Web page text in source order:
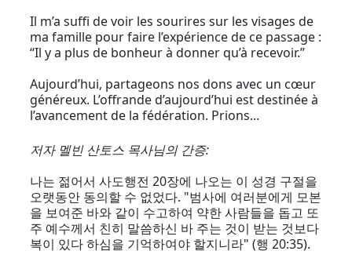
Il m’a suffi de voir les sourires sur les visages de
ma famille pour faire l’expérience de ce passage :
“Il y a plus de bonheur à donner qu’à recevoir.”
Aujourd’hui, partageons nos dons avec un cœur
généreux. L’offrande d’aujourd’hui est destinée à
l’avancement de la fédération. Prions...
저자 멜빈 산토스 목사님의 간증:
나는 젊어서 사도행전 20장에 나오는 이 성경 구절을
오랫동안 동의할 수 없었다. "범사에 여러분에게 모본
을 보여준 바와 같이 수고하여 약한 사람들을 돕고 또
주 예수께서 친히 말씀하신 바 주는 것이 받는 것보다
복이 있다 하심을 기억하여야 할지니라" (행 20:35).